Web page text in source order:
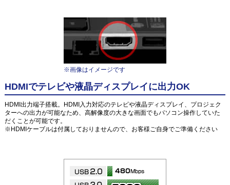
※画像はイメージです
HDMIでテレビや液晶ディスプレイに出力OK
HDMI出力端子搭載。HDMI入力対応のテレビや液晶ディスプレイ、プロジェク
ターへの出力が可能なため、高解像度の大きな画面でもパソコン操作していた
だくことが可能です。
※HDMIケーブルは付属しておりませんので、お客様ご自身でご準備ください